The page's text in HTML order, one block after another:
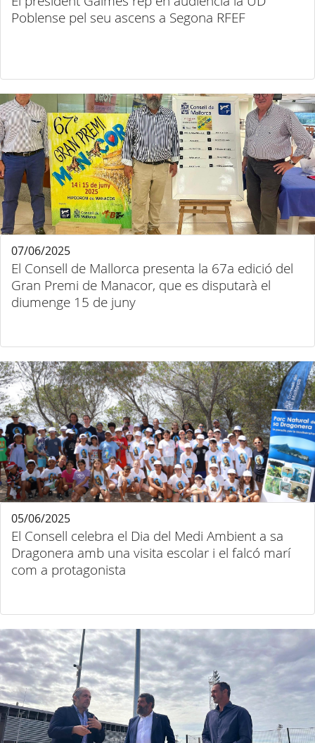
Poblense pel seu ascens a Segona RFEF
El Consell de Mallorca presenta la 67a edició del
Gran Premi de Manacor, que es disputarà el
diumenge 15 de juny
07/06/2025
El Consell celebra el Dia del Medi Ambient a sa
Dragonera amb una visita escolar i el falcó marí
com a protagonista
05/06/2025